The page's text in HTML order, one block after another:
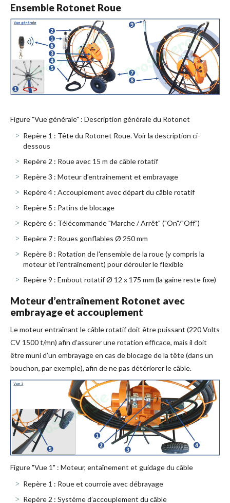
Ensemble Rotonet Roue
Figure "Vue générale" : Description générale du Rotonet
Repère 1 : Tête du Rotonet Roue. Voir la description ci-
dessous
Repère 2 : Roue avec 15 m de câble rotatif
Repère 3 : Moteur d’entraînement et embrayage
Repère 4 : Accouplement avec départ du câble rotatif
Repère 5 : Patins de blocage
Repère 6 : Télécommande "Marche / Arrêt" ("On"/"Off")
Repère 7 : Roues gonflables Ø 250 mm
Repère 8 : Rotation de l'ensemble de la roue (y compris la
moteur et l'entraînement) pour dérouler le flexible
Repère 9 : Embout rotatif Ø 12 x 175 mm (la gaine reste fixe)
Moteur d’entraînement Rotonet avec
embrayage et accouplement
Le moteur entraînant le câble rotatif doit être puissant (220 Volts
CV 1500 t/mn) afin d’assurer une rotation efficace, mais il doit
être muni d’un embrayage en cas de blocage de la tête (dans un
bouchon, par exemple), afin de ne pas détériorer le câble.
Figure "Vue 1" : Moteur, entaînement et guidage du câble
Repère 1 : Roue et courroie avec débrayage
Repère 2 : Système d’accouplement du câble